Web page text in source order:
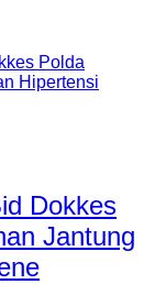
Dokkes
Jantung